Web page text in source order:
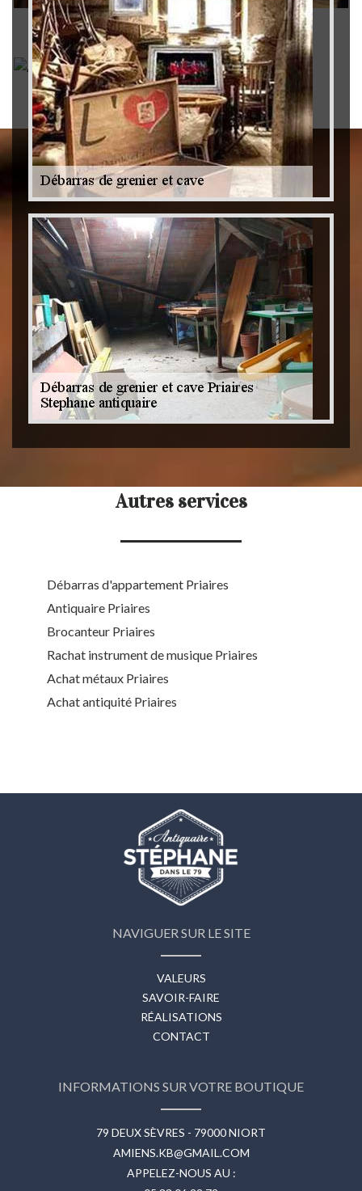
Rachat instrument de musique 79
Achat antiquité 79
Autres services
Débarras d'appartement Priaires
Antiquaire Priaires
Brocanteur Priaires
Rachat instrument de musique Priaires
Achat métaux Priaires
Achat antiquité Priaires
NAVIGUER SUR LE SITE
VALEURS
SAVOIR-FAIRE
RÉALISATIONS
CONTACT
INFORMATIONS SUR VOTRE BOUTIQUE
79 DEUX SÈVRES - 79000 NIORT
AMIENS.KB@GMAIL.COM
APPELEZ-NOUS AU :